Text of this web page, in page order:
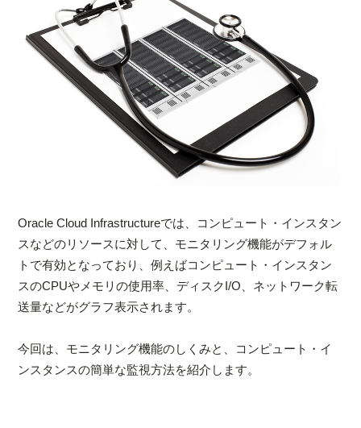
Oracle Cloud Infrastructureでは、コンピュート・インスタン
スなどのリソースに対して、モニタリング機能がデフォル
トで有効となっており、例えばコンピュート・インスタン
スのCPUやメモリの使用率、ディスクI/O、ネットワーク転
送量などがグラフ表示されます。
今回は、モニタリング機能のしくみと、コンピュート・イ
ンスタンスの簡単な監視方法を紹介します。